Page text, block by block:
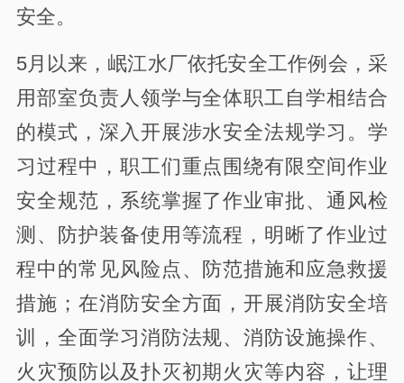
安全。
5月以来，岷江水厂依托安全工作例会，采
用部室负责人领学与全体职工自学相结合
的模式，深入开展涉水安全法规学习。学
习过程中，职工们重点围绕有限空间作业
安全规范，系统掌握了作业审批、通风检
测、防护装备使用等流程，明晰了作业过
程中的常见风险点、防范措施和应急救援
措施；在消防安全方面，开展消防安全培
训，全面学习消防法规、消防设施操作、
火灾预防以及扑灭初期火灾等内容，让理